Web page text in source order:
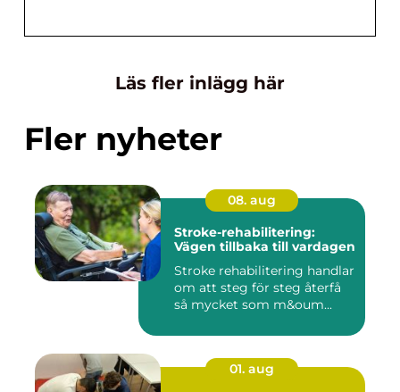
Läs fler inlägg här
Fler nyheter
08. aug
Stroke-rehabilitering:
Vägen tillbaka till vardagen
Stroke rehabilitering handlar
om att steg för steg återfå
så mycket som m&oum...
01. aug